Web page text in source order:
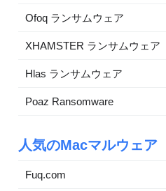
Ofoq ランサムウェア
XHAMSTER ランサムウェア
Hlas ランサムウェア
Poaz Ransomware
人気のMacマルウェア
Fuq.com